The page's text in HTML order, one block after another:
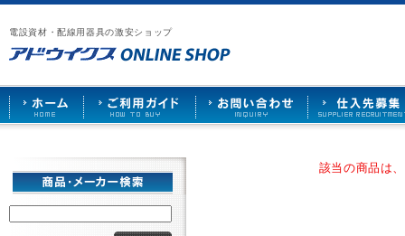
電設資材・配線用器具の激安ショップ
漏
電
ブ
レ
ー
カ
ー
や
照
ケ
ッ
ト
な
ア
ウ
イ
ス
HOME
ご
用
ガ
ド
お
い
合
せ
仕
先
募
該当の商品は